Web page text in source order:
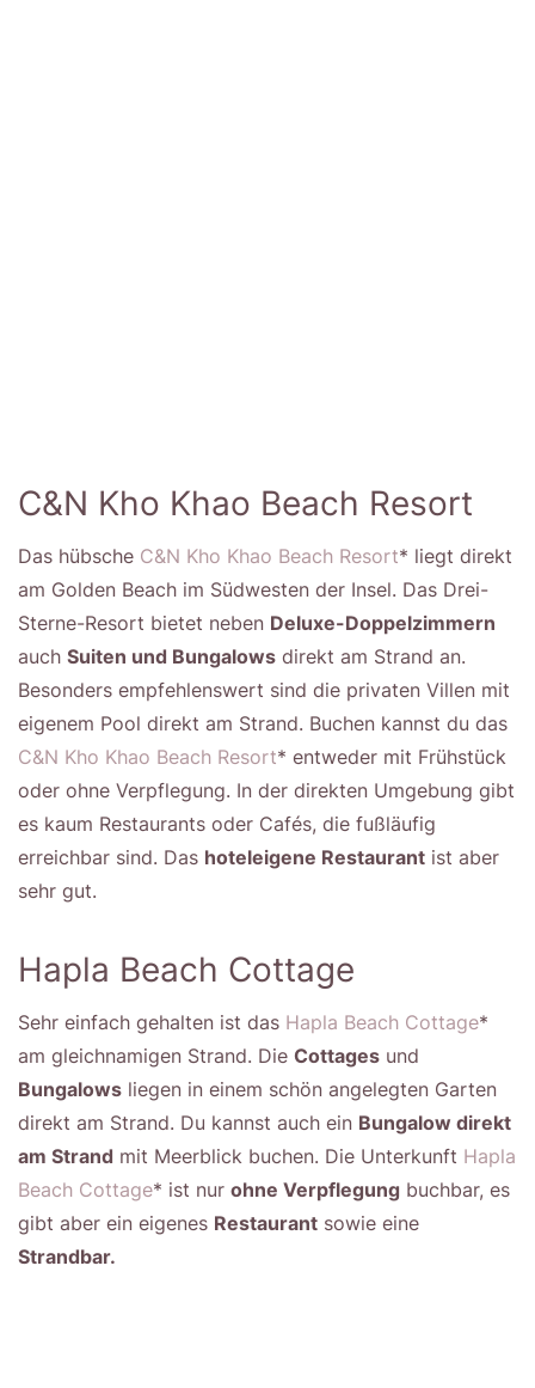
C&N Kho Khao Beach Resort
Das hübsche C&N Kho Khao Beach Resort* liegt direkt
am Golden Beach im Südwesten der Insel. Das Drei-
Sterne-Resort bietet neben Deluxe-Doppelzimmern
auch Suiten und Bungalows direkt am Strand an.
Besonders empfehlenswert sind die privaten Villen mit
eigenem Pool direkt am Strand. Buchen kannst du das
C&N Kho Khao Beach Resort* entweder mit Frühstück
oder ohne Verpflegung. In der direkten Umgebung gibt
es kaum Restaurants oder Cafés, die fußläufig
erreichbar sind. Das hoteleigene Restaurant ist aber
sehr gut.
Hapla Beach Cottage
Sehr einfach gehalten ist das Hapla Beach Cottage*
am gleichnamigen Strand. Die Cottages und
Bungalows liegen in einem schön angelegten Garten
direkt am Strand. Du kannst auch ein Bungalow direkt
am Strand mit Meerblick buchen. Die Unterkunft Hapla
Beach Cottage* ist nur ohne Verpflegung buchbar, es
gibt aber ein eigenes Restaurant sowie eine
Strandbar.